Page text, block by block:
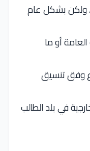
ولكن بشكل عام
أو ما
وفق تنسيق
في بلد الطالب